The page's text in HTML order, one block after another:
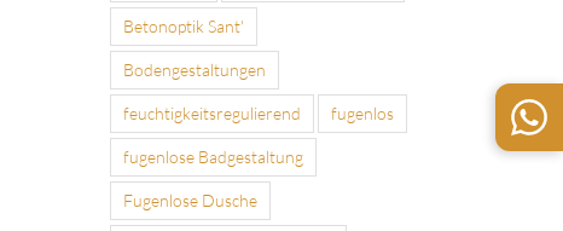
Betonoptik Sant'
Bodengestaltungen
feuchtigkeitsregulierend fugenlos
fugenlose Badgestaltung
Fugenlose Dusche